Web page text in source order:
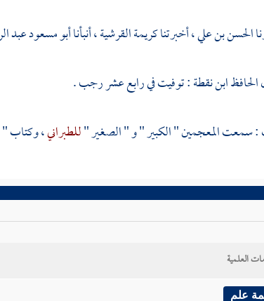
الحسن بن علي، أخبرتناكريمة القرشية، أنبأناأبو مسعود عبد
الحافظ ابن نقطة: توفيت في رابع عشر رجب .
سمعت المعجمين " الكبير " و " الصغير "للطبراني، وكتاب
العلمية
علم